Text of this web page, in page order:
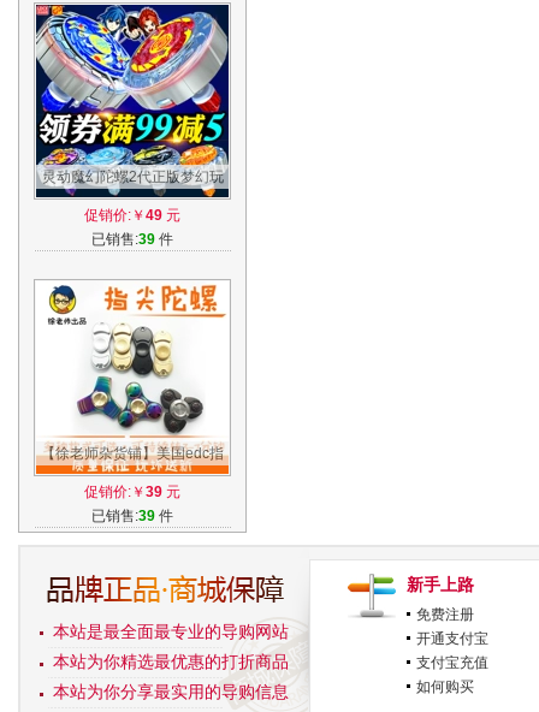
灵动魔幻陀螺2代正版梦幻玩
具发光儿童拉线男孩焰天火龙
王战斗盘
促销价:￥ 49 元
已销售:39 件
【徐老师杂货铺】美国edc指
尖陀螺 纯铜进口手指螺旋减压
成人玩具
促销价:￥ 39 元
已销售:39 件
本站是最全面最专业的导购网站
本站为你精选最优惠的打折商品
本站为你分享最实用的导购信息
新手上路
免费注册
开通支付宝
支付宝充值
如何购买